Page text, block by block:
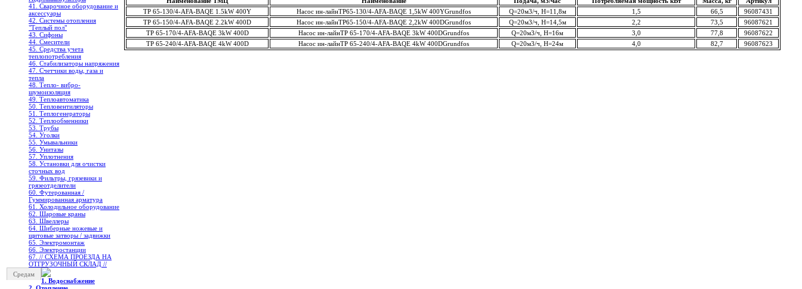
41. Сварочное оборудование и
аксессуары
42. Системы отопления
"Теплый пол"
43. Сифоны
44. Смесители
45. Средства учета
теплопотребления
46. Стабилизаторы напряжения
47. Счетчики воды, газа и
тепла
48. Тепло- вибро-
шумоизоляция
49. Теплоавтоматика
50. Тепловентиляторы
51. Теплогенераторы
52. Теплообменники
53. Трубы
54. Уголки
55. Умывальники
56. Унитазы
57. Уплотнения
58. Установки для очистки
сточных вод
59. Фильтры, грязевики и
грязеотделители
60. Футерованная /
Гуммированная арматура
61. Холодильное oборудование
62. Шаровые краны
63. Швеллеры
64. Шиберные ножевые и
щитовые затворы / задвижки
65. Электромонтаж
66. Электростанции
67. // СХЕМА ПРОЕЗДА НА
ОТГРУЗОЧНЫЙ СКЛАД //
Средам
1. Водоснабжение
TP 65-130/4-AFA-BAQE 1.5kW 400Y
Насос ин-лайнTP65-130/4-AFA-BAQE 1,5kW 400YGrundfos Q=20м3/ч, Н=11,8м 1,5 66,5
96087431
TP 65-150/4-AFA-BAQE 2.2kW 400D
Насос ин-лайнTP65-150/4-AFA-BAQE 2,2kW 400DGrundfos Q=20м3/ч, Н=14,5м 2,2 73,5
96087621
TP 65-170/4-AFA-BAQE 3kW 400D
Насос ин-лайнTP 65-170/4-AFA-BAQE 3kW 400DGrundfos Q=20м3/ч, Н=16м 3,0 77,8
96087622
TP 65-240/4-AFA-BAQE 4kW 400D
Насос ин-лайнTP 65-240/4-AFA-BAQE 4kW 400DGrundfos Q=20м3/ч, Н=24м 4,0 82,7 96087623